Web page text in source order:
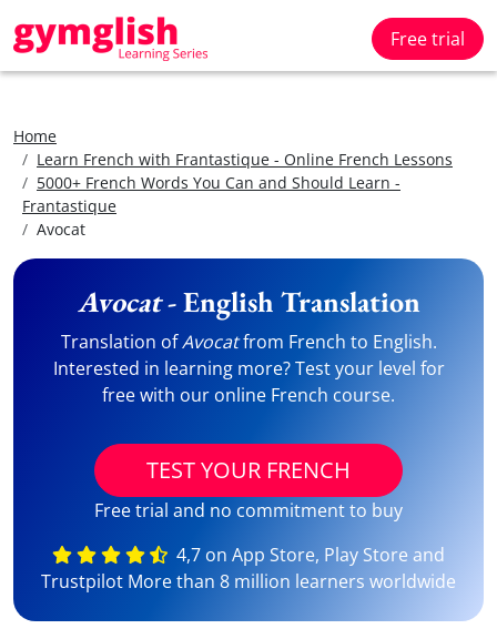
Free trial
Home
Learn French with Frantastique - Online French Lessons
5000+ French Words You Can and Should Learn -
Frantastique
Avocat
Avocat- English Translation
Translation ofAvocatfrom French to English.
Interested in learning more? Test your level for
free with our online French course.
TEST YOUR FRENCH
Free trial and no commitment to buy
4,7 on App Store, Play Store and
Trustpilot More than 8 million learners worldwide